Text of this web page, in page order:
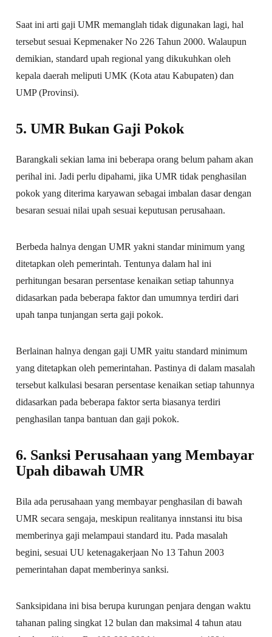
Saat ini arti gaji UMR memanglah tidak digunakan lagi, hal
tersebut sesuai Kepmenaker No 226 Tahun 2000. Walaupun
demikian, standard upah regional yang dikukuhkan oleh
kepala daerah meliputi UMK (Kota atau Kabupaten) dan
UMP (Provinsi).
5. UMR Bukan Gaji Pokok
Barangkali sekian lama ini beberapa orang belum paham akan
perihal ini. Jadi perlu dipahami, jika UMR tidak penghasilan
pokok yang diterima karyawan sebagai imbalan dasar dengan
besaran sesuai nilai upah sesuai keputusan perusahaan.
Berbeda halnya dengan UMR yakni standar minimum yang
ditetapkan oleh pemerintah. Tentunya dalam hal ini
perhitungan besaran persentase kenaikan setiap tahunnya
didasarkan pada beberapa faktor dan umumnya terdiri dari
upah tanpa tunjangan serta gaji pokok.
Berlainan halnya dengan gaji UMR yaitu standard minimum
yang ditetapkan oleh pemerintahan. Pastinya di dalam masalah
tersebut kalkulasi besaran persentase kenaikan setiap tahunnya
didasarkan pada beberapa faktor serta biasanya terdiri
penghasilan tanpa bantuan dan gaji pokok.
6. Sanksi Perusahaan yang Membayar
Upah dibawah UMR
Bila ada perusahaan yang membayar penghasilan di bawah
UMR secara sengaja, meskipun realitanya innstansi itu bisa
memberinya gaji melampaui standard itu. Pada masalah
begini, sesuai UU ketenagakerjaan No 13 Tahun 2003
pemerintahan dapat memberinya sanksi.
Sanksipidana ini bisa berupa kurungan penjara dengan waktu
tahanan paling singkat 12 bulan dan maksimal 4 tahun atau